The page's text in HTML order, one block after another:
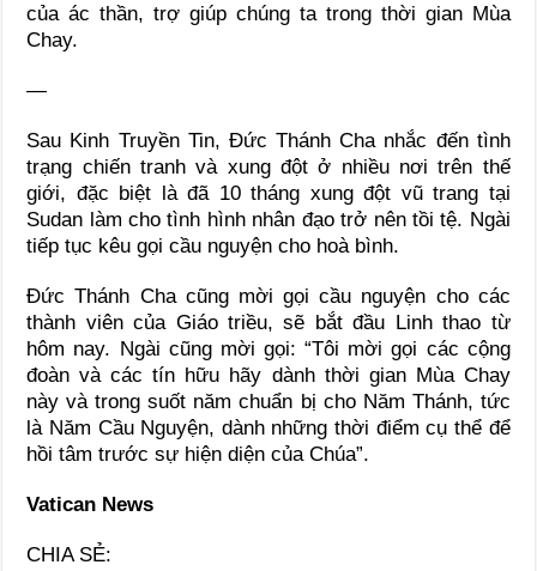
của ác thần, trợ giúp chúng ta trong thời gian Mùa
Chay.
—
Sau Kinh Truyền Tin, Đức Thánh Cha nhắc đến tình
trạng chiến tranh và xung đột ở nhiều nơi trên thế
giới, đặc biệt là đã 10 tháng xung đột vũ trang tại
Sudan làm cho tình hình nhân đạo trở nên tồi tệ. Ngài
tiếp tục kêu gọi cầu nguyện cho hoà bình.
Đức Thánh Cha cũng mời gọi cầu nguyện cho các
thành viên của Giáo triều, sẽ bắt đầu Linh thao từ
hôm nay. Ngài cũng mời gọi: “Tôi mời gọi các cộng
đoàn và các tín hữu hãy dành thời gian Mùa Chay
này và trong suốt năm chuẩn bị cho Năm Thánh, tức
là Năm Cầu Nguyện, dành những thời điểm cụ thể để
hồi tâm trước sự hiện diện của Chúa”.
Vatican News
CHIA SẺ: